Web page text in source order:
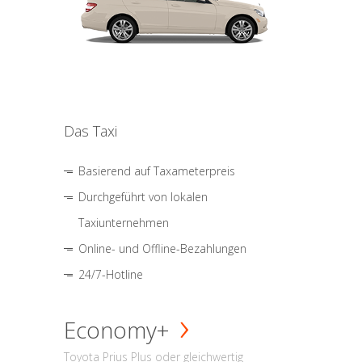
Das Taxi
Basierend auf Taxameterpreis
Durchgeführt von lokalen
Taxiunternehmen
Online- und Offline-Bezahlungen
24/7-Hotline
Economy+
Toyota Prius Plus oder gleichwertig